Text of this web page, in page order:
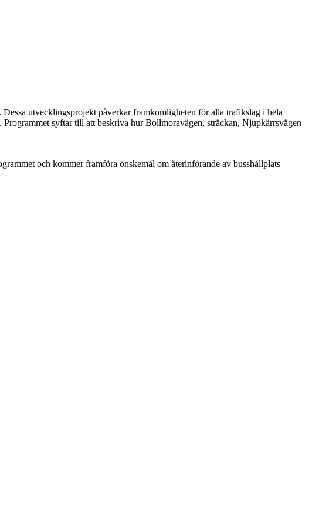
utvecklingsprojekt påverkar framkomligheten för alla trafikslag i hela
syftar till att beskriva hur Bollmoravägen, sträckan, Njupkärrsvägen –
och kommer framföra önskemål om återinförande av busshållplats